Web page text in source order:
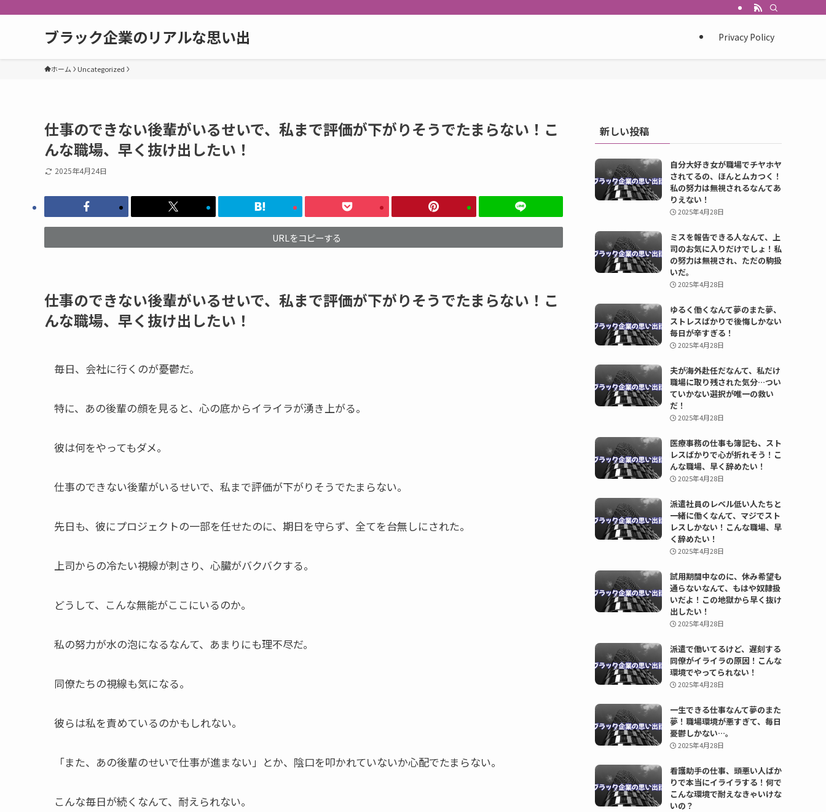
ブラック企業のリアルな思い出 Privacy Policy
ホーム Uncategorized
仕事のできない後輩がいるせいで、私まで評価が下がりそうでたまらない！こ
んな職場、早く抜け出したい！
2025年4月24日
URLをコピーする
仕事のできない後輩がいるせいで、私まで評価が下がりそうでたまらない！こ
んな職場、早く抜け出したい！
毎日、会社に行くのが憂鬱だ。
特に、あの後輩の顔を見ると、心の底からイライラが湧き上がる。
彼は何をやってもダメ。
仕事のできない後輩がいるせいで、私まで評価が下がりそうでたまらない。
先日も、彼にプロジェクトの一部を任せたのに、期日を守らず、全てを台無しにされた。
上司からの冷たい視線が刺さり、心臓がバクバクする。
どうして、こんな無能がここにいるのか。
私の努力が水の泡になるなんて、あまりにも理不尽だ。
同僚たちの視線も気になる。
彼らは私を責めているのかもしれない。
「また、あの後輩のせいで仕事が進まない」とか、陰口を叩かれていないか心配でたまらない。
こんな毎日が続くなんて、耐えられない。
新しい投稿
自分大好き女が職場でチヤホヤ
されてるの、ほんとムカつく！
私の努力は無視されるなんてあ
りえない！
2025年4月28日
ミスを報告できる人なんて、上
司のお気に入りだけでしょ！私
の努力は無視され、ただの駒扱
いだ。
2025年4月28日
ゆるく働くなんて夢のまた夢、
ストレスばかりで後悔しかない
毎日が辛すぎる！
2025年4月28日
夫が海外赴任だなんて、私だけ
職場に取り残された気分…つい
ていかない選択が唯一の救い
だ！
2025年4月28日
医療事務の仕事も簿記も、スト
レスばかりで心が折れそう！こ
んな職場、早く辞めたい！
2025年4月28日
派遣社員のレベル低い人たちと
一緒に働くなんて、マジでスト
レスしかない！こんな職場、早
く辞めたい！
2025年4月28日
試用期間中なのに、休み希望も
通らないなんて、もはや奴隷扱
いだよ！この地獄から早く抜け
出したい！
2025年4月28日
派遣で働いてるけど、遅刻する
同僚がイライラの原因！こんな
環境でやってられない！
2025年4月28日
一生できる仕事なんて夢のまた
夢！職場環境が悪すぎて、毎日
憂鬱しかない…。
2025年4月28日
看護助手の仕事、頭悪い人ばか
りで本当にイライラする！何で
こんな環境で耐えなきゃいけな
いの？